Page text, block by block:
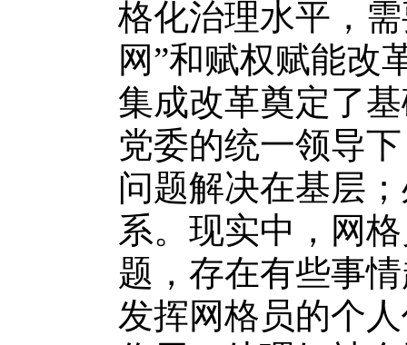
格化治理水平，
网”和赋权赋能改
集成改革奠定了
党委的统一领导
问题解决在基层
系。现实中，网
题，存在有些事
发挥网格员的个